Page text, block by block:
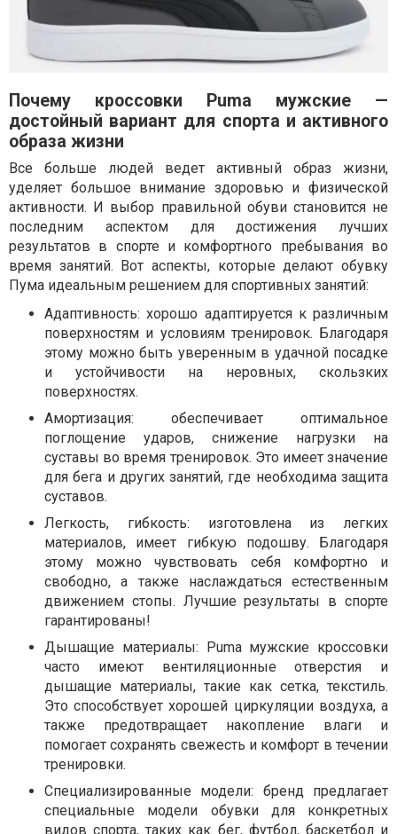
Почему кроссовки Puma мужские —
достойный вариант для спорта и активного
образа жизни
Все больше людей ведет активный образ жизни,
уделяет большое внимание здоровью и физической
активности. И выбор правильной обуви становится не
последним аспектом для достижения лучших
результатов в спорте и комфортного пребывания во
время занятий. Вот аспекты, которые делают обувку
Пума идеальным решением для спортивных занятий:
Адаптивность: хорошо адаптируется к различным
поверхностям и условиям тренировок. Благодаря
этому можно быть уверенным в удачной посадке
и устойчивости на неровных, скользких
поверхностях.
Амортизация: обеспечивает оптимальное
поглощение ударов, снижение нагрузки на
суставы во время тренировок. Это имеет значение
для бега и других занятий, где необходима защита
суставов.
Легкость, гибкость: изготовлена из легких
материалов, имеет гибкую подошву. Благодаря
этому можно чувствовать себя комфортно и
свободно, а также наслаждаться естественным
движением стопы. Лучшие результаты в спорте
гарантированы!
Дышащие материалы: Puma мужские кроссовки
часто имеют вентиляционные отверстия и
дышащие материалы, такие как сетка, текстиль.
Это способствует хорошей циркуляции воздуха, а
также предотвращает накопление влаги и
помогает сохранять свежесть и комфорт в течении
тренировки.
Специализированные модели: бренд предлагает
специальные модели обувки для конкретных
видов спорта, таких как бег, футбол, баскетбол и